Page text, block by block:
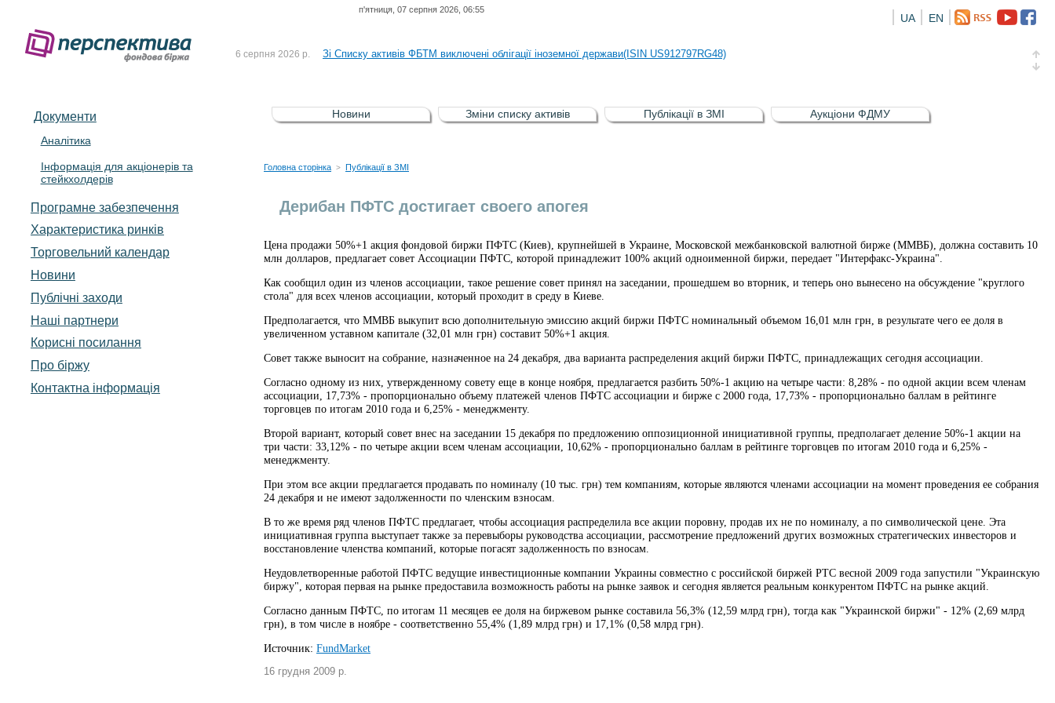
п'ятниця, 07 серпня 2026, 06:55
EN
UA
До Списку активів регульованого фондового ринку (РФР) включена Корпоративна облігація відсоткова електронна іменна (ISIN UA5000016726)
6 серпня 2026 р. Зі Списку активів ФБТМ виключені облігації іноземної держави(ISIN US912797RG48)
5 серпня 2026 р. Зі списку активів РФР виключені Облігація внутрішніх державних позик України (ISIN UA4000232607)
4 серпня 2026 р. До Списку активів регульованого фондового ринку (РФР) включена Корпоративна облігація відсоткова електронна іменна (ISIN UA5000016726)
Документи
Аналітика
Інформація для акціонерів та
стейкхолдерів
Програмне забезпечення
Характеристика pинків
Торговельний календар
Новини
Публічні заходи
Наші партнери
Корисні посилання
Про біржу
Контактна інформація
Новини Зміни списку активів Публікації в ЗМІ Аукціони ФДМУ
Головна сторінка > Публікації в ЗМІ
Дерибан ПФТС достигает своего апогея
Цена продажи 50%+1 акция фондовой биржи ПФТС (Киев), крупнейшей в Украине, Московской межбанковской валютной бирже (ММВБ), должна составить 10
млн долларов, предлагает совет Ассоциации ПФТС, которой принадлежит 100% акций одноименной биржи, передает "Интерфакс-Украина".
Как сообщил один из членов ассоциации, такое решение совет принял на заседании, прошедшем во вторник, и теперь оно вынесено на обсуждение "круглого
стола" для всех членов ассоциации, который проходит в среду в Киеве.
Предполагается, что ММВБ выкупит всю дополнительную эмиссию акций биржи ПФТС номинальный объемом 16,01 млн грн, в результате чего ее доля в
увеличенном уставном капитале (32,01 млн грн) составит 50%+1 акция.
Совет также выносит на собрание, назначенное на 24 декабря, два варианта распределения акций биржи ПФТС, принадлежащих сегодня ассоциации.
Согласно одному из них, утвержденному совету еще в конце ноября, предлагается разбить 50%-1 акцию на четыре части: 8,28% - по одной акции всем членам
ассоциации, 17,73% - пропорционально объему платежей членов ПФТС ассоциации и бирже с 2000 года, 17,73% - пропорционально баллам в рейтинге
торговцев по итогам 2010 года и 6,25% - менеджменту.
Второй вариант, который совет внес на заседании 15 декабря по предложению оппозиционной инициативной группы, предполагает деление 50%-1 акции на
три части: 33,12% - по четыре акции всем членам ассоциации, 10,62% - пропорционально баллам в рейтинге торговцев по итогам 2010 года и 6,25% -
менеджменту.
При этом все акции предлагается продавать по номиналу (10 тыс. грн) тем компаниям, которые являются членами ассоциации на момент проведения ее собрания
24 декабря и не имеют задолженности по членским взносам.
В то же время ряд членов ПФТС предлагает, чтобы ассоциация распределила все акции поровну, продав их не по номиналу, а по символической цене. Эта
инициативная группа выступает также за перевыборы руководства ассоциации, рассмотрение предложений других возможных стратегических инвесторов и
восстановление членства компаний, которые погасят задолженность по взносам.
Неудовлетворенные работой ПФТС ведущие инвестиционные компании Украины совместно с российской биржей РТС весной 2009 года запустили "Украинскую
биржу", которая первая на рынке предоставила возможность работы на рынке заявок и сегодня является реальным конкурентом ПФТС на рынке акций.
Согласно данным ПФТС, по итогам 11 месяцев ее доля на биржевом рынке составила 56,3% (12,59 млрд грн), тогда как "Украинской биржи" - 12% (2,69 млрд
грн), в том числе в ноябре - соответственно 55,4% (1,89 млрд грн) и 17,1% (0,58 млрд грн).
Источник: FundMarket
16 грудня 2009 р.